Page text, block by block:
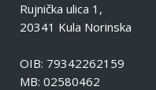
Rujnička ulica 1,
20341 Kula Norinska
OIB: 79342262159
MB: 02580462